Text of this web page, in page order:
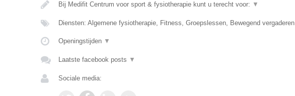
Bij Medifit Centrum voor sport & fysiotherapie kunt u terecht voor: ▼
Diensten: Algemene fysiotherapie, Fitness, Groepslessen, Bewegend vergaderen
Openingstijden ▼
Laatste facebook posts ▼
Sociale media: